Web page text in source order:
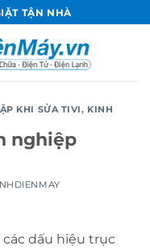
TẬN NHÀ
KHI SỬA TIVI, KINH
nghiệp
dấu hiệu trục